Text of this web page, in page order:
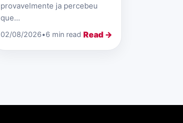
provavelmente ja percebeu
que...
02/08/2026•6 min read Read →